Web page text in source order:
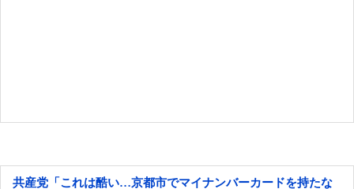
共産党「これは酷い…京都市でマイナンバーカードを持たな